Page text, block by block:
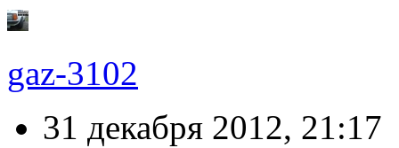
gaz-3102
31 декабря 2012, 21:17